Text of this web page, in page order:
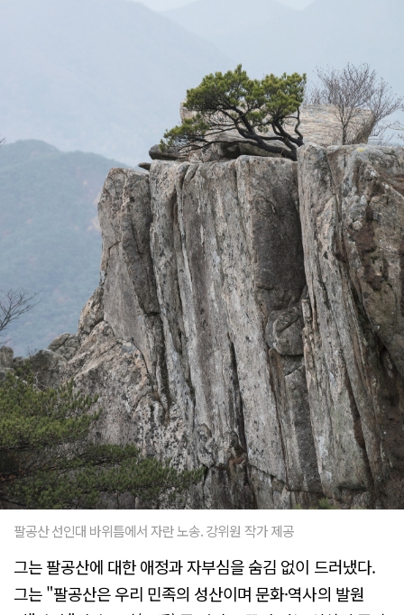
팔공산 선인대 바위틈에서 자란 노송. 강위원 작가 제공
그는 팔공산에 대한 애정과 자부심을 숨김 없이 드러냈다.
그는 "팔공산은 우리 민족의 성산이며 문화·역사의 발원